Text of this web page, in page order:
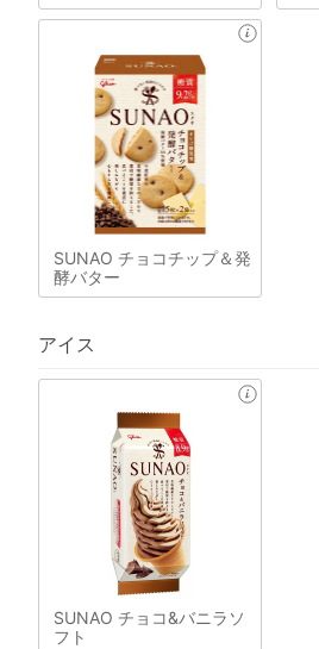
SUNAO チョコチップ＆発
酵バター
アイス
SUNAO チョコ&バニラソ
フト